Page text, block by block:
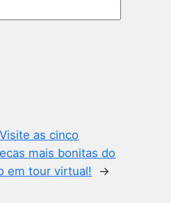
Visite as cinco
mais bonitas do
em tour virtual!
→